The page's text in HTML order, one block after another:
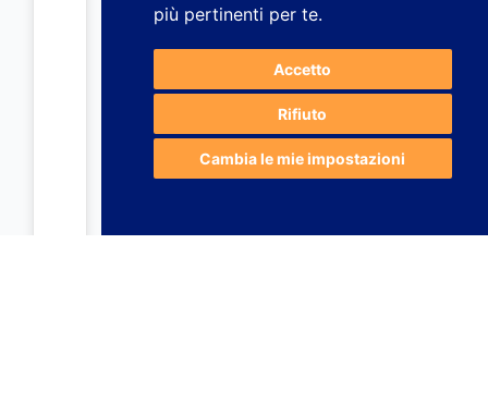
più pertinenti per te.
Accetto
Rifiuto
Cambia le mie impostazioni